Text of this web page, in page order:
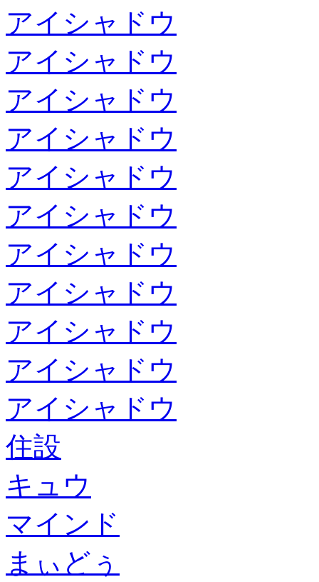
アイシャドウ
アイシャドウ
アイシャドウ
アイシャドウ
アイシャドウ
アイシャドウ
アイシャドウ
アイシャドウ
アイシャドウ
アイシャドウ
アイシャドウ
住設
キュウ
マインド
まぃどぅ